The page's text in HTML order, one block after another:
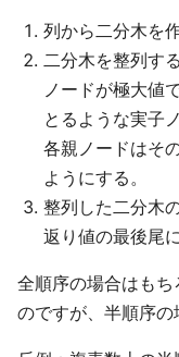
列から二分木を
二分木を整列す
ノードが極大値
とるような実子
各親ノードはそ
ようにする。
整列した二分木
返り値の最後尾
全順序の場合はも
のですが、半順序の